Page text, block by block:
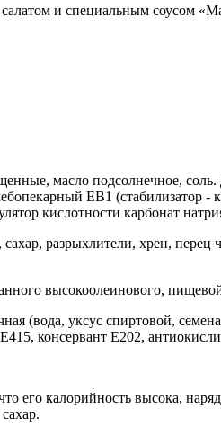
салатом и специальным соусом
масло подсолнечное,
EB1 (стабилизатор -
кислотности карбонат
разрыхлители, хрен, перец
высокоолеинового,
(вода, уксус спиртовой,
консервант Е202,
его калорийность высока,